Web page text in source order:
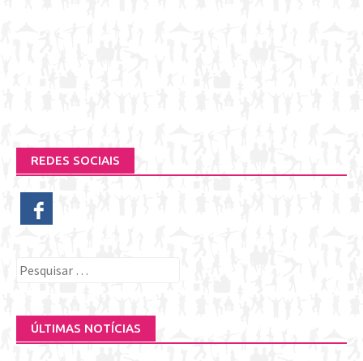
REDES SOCIAIS
Pesquisar
ÚLTIMAS NOTÍCIAS